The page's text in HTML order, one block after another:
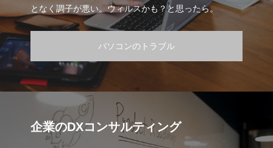
となく調子が悪い。ウィルスかも？と思ったら。
パソコンのトラブル
企業のDXコンサルティング